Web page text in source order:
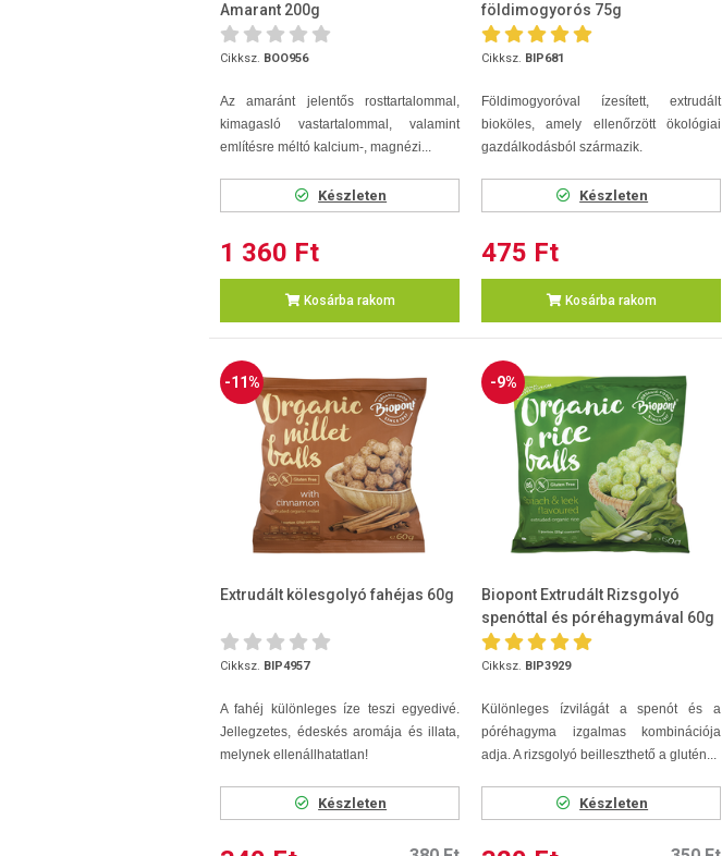
Amarant 200g
Cikksz. BOO956
Az amaránt jelentős rosttartalommal,
kimagasló vastartalommal, valamint
említésre méltó kalcium-, magnézi...
Készleten
1 360 Ft
Kosárba rakom
földimogyorós 75g
Cikksz. BIP681
Földimogyoróval ízesített, extrudált
bioköles, amely ellenőrzött ökológiai
gazdálkodásból származik.
Készleten
475 Ft
Kosárba rakom
-11%
Extrudált kölesgolyó fahéjas 60g
Cikksz. BIP4957
A fahéj különleges íze teszi egyedivé.
Jellegzetes, édeskés aromája és illata,
melynek ellenállhatatlan!
Készleten
-9%
Biopont Extrudált Rizsgolyó
spenóttal és póréhagymával 60g
Cikksz. BIP3929
Különleges ízvilágát a spenót és a
póréhagyma izgalmas kombinációja
adja. A rizsgolyó beilleszthető a glutén...
Készleten